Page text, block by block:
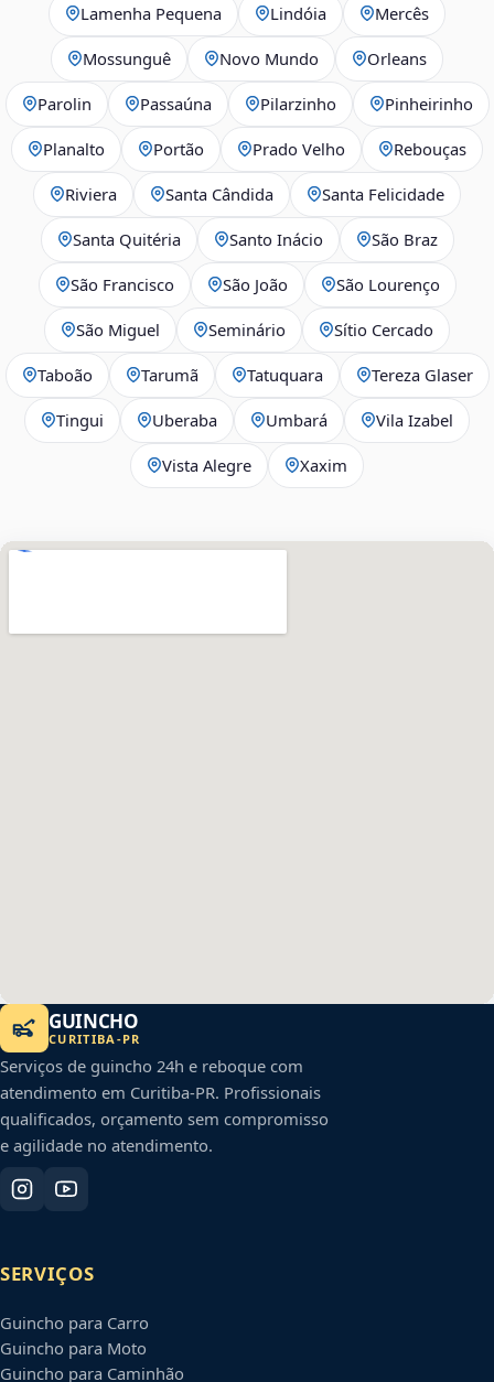
Lamenha Pequena Lindóia Mercês
Mossunguê Novo Mundo Orleans
Parolin Passaúna Pilarzinho Pinheirinho
Planalto Portão Prado Velho Rebouças
Riviera Santa Cândida Santa Felicidade
Santa Quitéria Santo Inácio São Braz
São Francisco São João São Lourenço
São Miguel Seminário Sítio Cercado
Taboão Tarumã Tatuquara Tereza Glaser
Tingui Uberaba Umbará Vila Izabel
Vista Alegre Xaxim
GUINCHO
CURITIBA -PR
Serviços de guincho 24h e reboque com
atendimento em Curitiba-PR. Profissionais
qualificados, orçamento sem compromisso
e agilidade no atendimento.
SERVIÇOS
Guincho para Carro
Guincho para Moto
Guincho para Caminhão